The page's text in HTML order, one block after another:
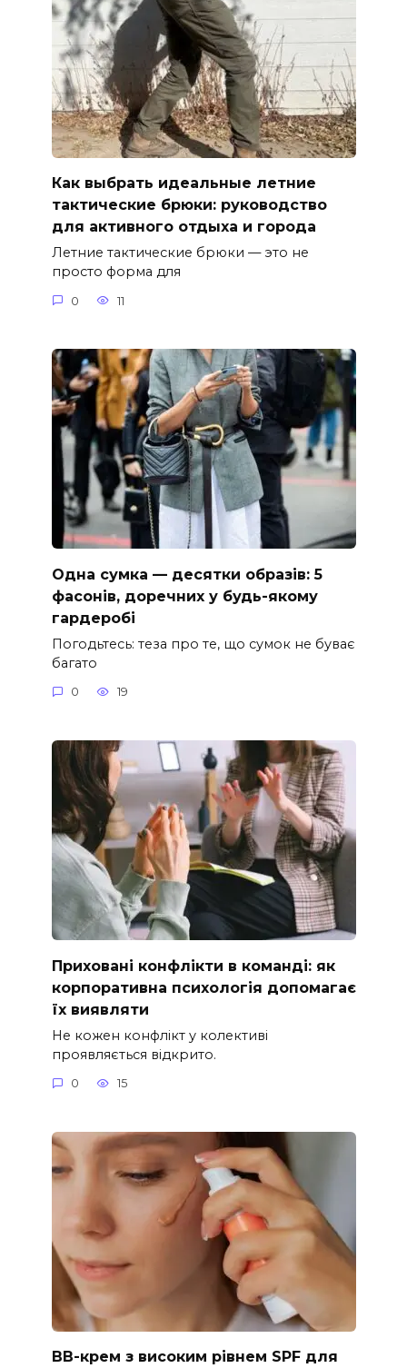
Как выбрать идеальные летние
тактические брюки: руководство
для активного отдыха и города
Летние тактические брюки — это не
просто форма для
0 11
Одна сумка — десятки образів: 5
фасонів, доречних у будь-якому
гардеробі
Погодьтесь: теза про те, що сумок не буває
багато
0 19
Приховані конфлікти в команді: як
корпоративна психологія допомагає
їх виявляти
Не кожен конфлікт у колективі
проявляється відкрито.
0 15
ВВ-крем з високим рівнем SPF для